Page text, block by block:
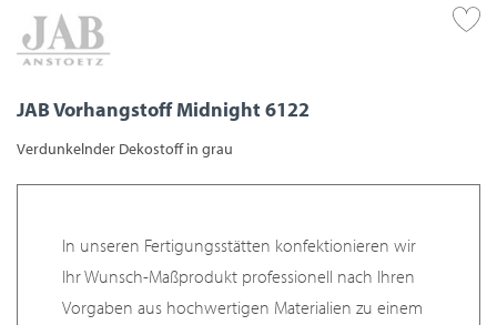
JAB Vorhangstoff Midnight 6122
Verdunkelnder Dekostoff in grau
In unseren Fertigungsstätten konfektionieren wir
Ihr Wunsch-Maßprodukt professionell nach Ihren
Vorgaben aus hochwertigen Materialien zu einem